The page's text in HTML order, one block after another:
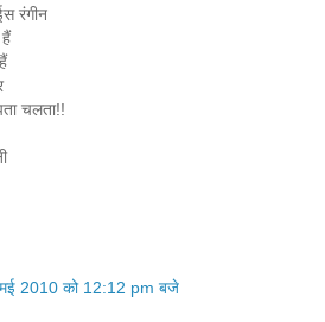
रंगीन
चलता!!
2010 को 12:12 pm बजे